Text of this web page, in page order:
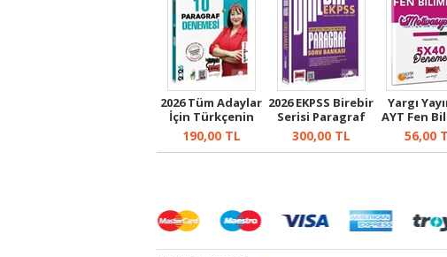
2026 Tüm Adaylar
İçin Türkçenin
Yönderin...
190,00TL
2026 EKPSS Birebir
Serisi Paragraf
Soru ...
300,00TL
Yargı
AYT Fen
5x40
56,00